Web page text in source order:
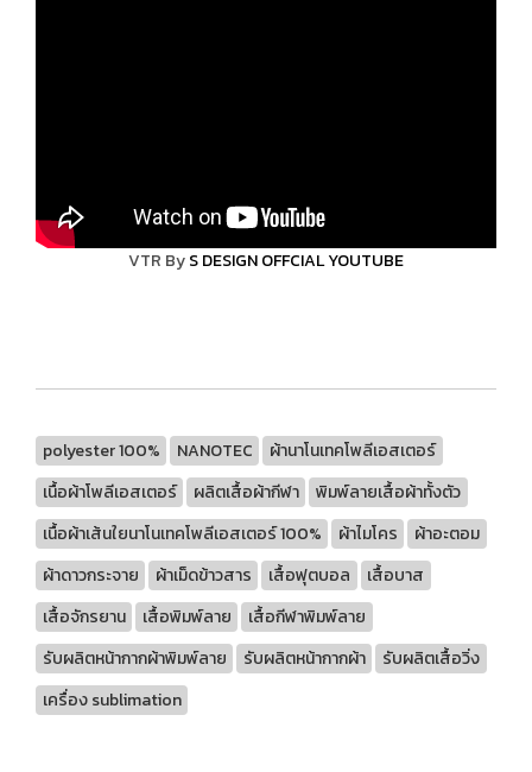
VTR ByS DESIGN OFFCIAL YOUTUBE
polyester 100% NANOTEC
ผ้านาโนเทคโพลีเอสเตอร์
เนื้อผ้าโพลีเอสเตอร์
ผลิตเสื้อผ้ากีฬา
พิมพ์ลายเสื้อผ้าทั้งตัว
เนื้อผ้าเส้นใยนาโนเทคโพลีเอสเตอร์ 100%
ผ้าไมโคร
ผ้าอะตอม
ผ้าดาวกระจาย
ผ้าเม็ดข้าวสาร เสื้อฟุตบอล
เสื้อบาส
เสื้อจักรยาน
เสื้อพิมพ์ลาย
เสื้อกีฬาพิมพ์ลาย
รับผลิตหน้ากากผ้าพิมพ์ลาย
รับผลิตหน้ากากผ้า
รับผลิตเสื้อวิ่ง
เครื่อง sublimation